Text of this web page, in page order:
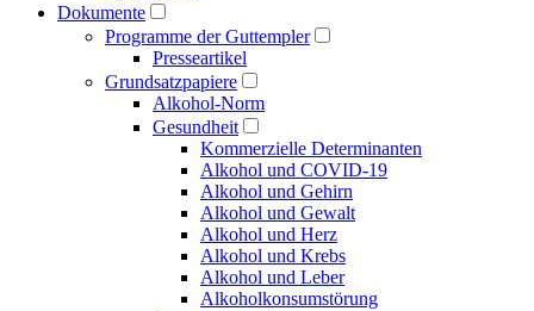
Dokumente
Programme der Guttempler
Presse­artikel
Grundsatzpapiere
Alkohol-Norm
Gesundheit
Kommerzielle Determinanten
Alkohol und COVID-19
Alkohol und Gehirn
Alkohol und Gewalt
Alkohol und Herz
Alkohol und Krebs
Alkohol und Leber
Alkoholkonsumstörung